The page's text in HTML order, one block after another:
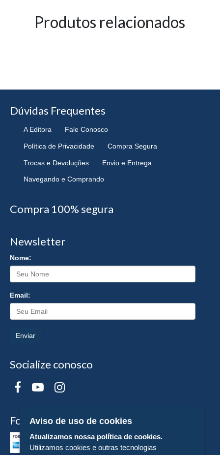
Produtos relacionados
Dúvidas Frequentes
A Editora Fale Conosco
Política de Privacidade Compra Segura
Trocas e Devoluções Envio e Entrega
Navegando e Comprando
Compra 100% segura
Newsletter
Nome:
Email:
Enviar
Socialize conosco
Formas de Pagamento
Aviso de uso de cookies
Atualizamos nossa política de cookies.
Utilizamos cookies e outras tecnologias